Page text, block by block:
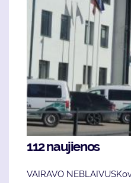
112 naujienos
VAIRAVO